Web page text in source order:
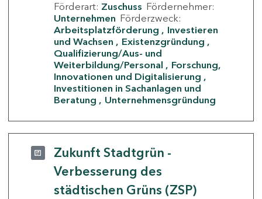
Förderart: Zuschuss Fördernehmer:
Unternehmen Förderzweck:
Arbeitsplatzförderung
Investieren
und Wachsen
Existenzgründung
Qualifizierung/Aus- und
Weiterbildung/Personal
Forschung,
Innovationen und Digitalisierung
Investitionen in Sachanlagen und
Beratung
Unternehmensgründung
Zukunft Stadtgrün -
Verbesserung des
städtischen Grüns (ZSP)